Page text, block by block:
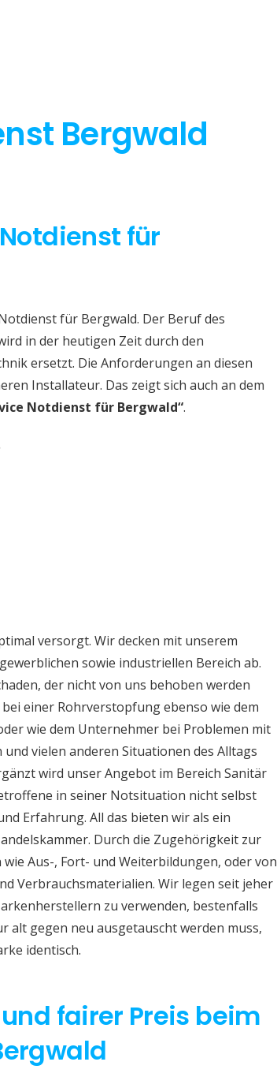
Bergwald
für
für Bergwald. Der Beruf des
in der heutigen Zeit durch den
ersetzt. Die Anforderungen an diesen
Installateur. Das zeigt sich auch an dem
Notdienst für Bergwald“.
versorgt. Wir decken mit unserem
sowie industriellen Bereich ab.
der nicht von uns behoben werden
einer Rohrverstopfung ebenso wie dem
wie dem Unternehmer bei Problemen mit
vielen anderen Situationen des Alltags
wird unser Angebot im Bereich Sanitär
in seiner Notsituation nicht selbst
Erfahrung. All das bieten wir als ein
Durch die Zugehörigkeit zur
Aus-, Fort- und Weiterbildungen, oder von
Verbrauchsmaterialien. Wir legen seit jeher
zu verwenden, bestenfalls
alt gegen neu ausgetauscht werden muss,
identisch.
fairer Preis beim